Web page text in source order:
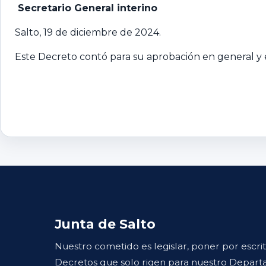
Secretario General interino
Salto, 19 de diciembre de 2024.
Este Decreto contó para su aprobación en general
Junta de Salto
Nuestro cometido es legislar, poner por
Decretos que solo rigen para nuestro